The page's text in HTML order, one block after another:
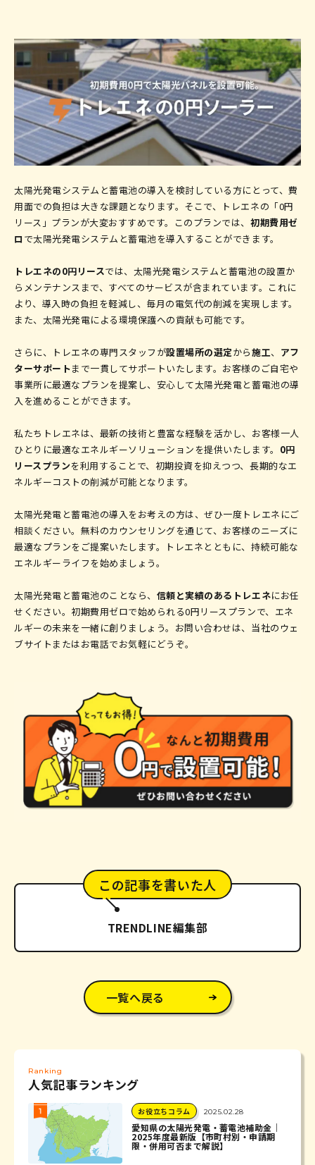
太陽光発電システムと蓄電池の導入を検討している方にとって、費
用面での負担は大きな課題となります。そこで、トレエネの「0円
リース」プランが大変おすすめです。このプランでは、 初期費用ゼ
ロ で太陽光発電システムと蓄電池を導入することができます。
トレエネの0円リースでは、太陽光発電システムと蓄電池の設置か
らメンテナンスまで、すべてのサービスが含まれています。これに
より、導入時の負担を軽減し、毎月の電気代の削減を実現します。
また、太陽光発電による環境保護への貢献も可能です。
さらに、トレエネの専門スタッフが設置場所の選定から施工、 アフ
ターサポートまで一貫してサポートいたします。お客様のご自宅や
事業所に最適なプランを提案し、安心して太陽光発電と蓄電池の導
入を進めることができます。
私たちトレエネは、最新の技術と豊富な経験を活かし、お客様一人
ひとりに最適なエネルギーソリューションを提供いたします。 0円
リースプランを利用することで、初期投資を抑えつつ、長期的なエ
ネルギーコストの削減が可能となります。
太陽光発電と蓄電池の導入をお考えの方は、ぜひ一度トレエネにご
相談ください。無料のカウンセリングを通じて、お客様のニーズに
最適なプランをご提案いたします。トレエネとともに、持続可能な
エネルギーライフを始めましょう。
太陽光発電と蓄電池のことなら、 信頼と実績のあるトレエネにお任
せください。初期費用ゼロで始められる0円リースプランで、エネ
ルギーの未来を一緒に創りましょう。お問い合わせは、当社のウェ
ブサイトまたはお電話でお気軽にどうぞ。
この記事を書いた人
TRENDLINE編集部
一覧へ戻る
Ranking
人気記事ランキング
お役立ちコラム 2025.02.28
愛知県の太陽光発電・蓄電池補助金｜
2025年度最新版【市町村別・申請期
限・併用可否まで解説】